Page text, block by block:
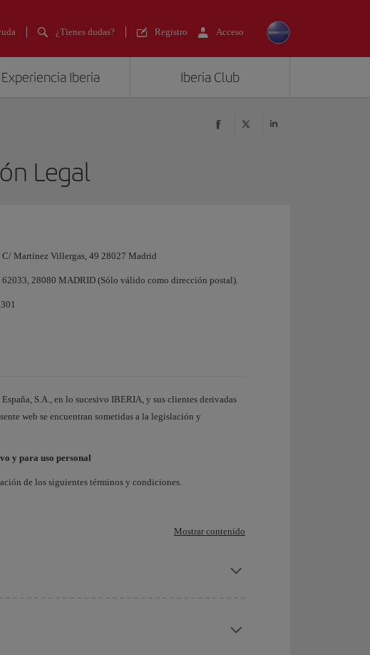
¿Tienes dudas? Registro Acceso
Experiencia Iberia Iberia Club
Legal
Martínez Villergas, 49 28027 Madrid
62033, 28080 MADRID (Sólo válido como dirección postal).
S.A., en lo sucesivo IBERIA, y sus clientes derivadas
web se encuentran sometidas a la legislación y
y para uso personal
de los siguientes términos y condiciones.
Mostrar contenido